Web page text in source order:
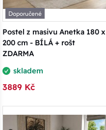
Doporučené
Postel z masivu Anetka 180 x
200 cm - BÍLÁ + rošt
ZDARMA
skladem
3889 Kč